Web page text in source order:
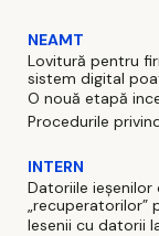
NEAMT
Lovitură pentru
sistem digital
O nouă etapă
Procedurile
INTERN
Datoriile ieșenilor
„recuperatorilor”
Iesenii cu datorii